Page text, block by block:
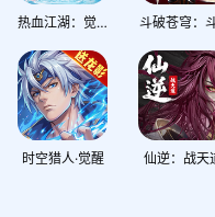
热血江湖：觉醒
时空猎人·觉醒 仙逆：战天